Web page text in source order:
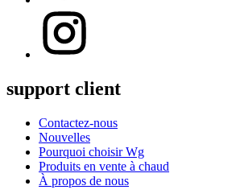
support client
Contactez-nous
Nouvelles
Pourquoi choisir Wg
Produits en vente à chaud
À propos de nous